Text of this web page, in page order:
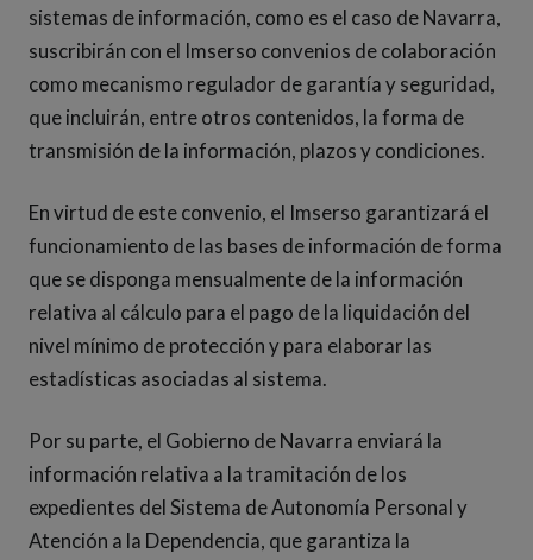
sistemas de información, como es el caso de Navarra,
suscribirán con el Imserso convenios de colaboración
como mecanismo regulador de garantía y seguridad,
que incluirán, entre otros contenidos, la forma de
transmisión de la información, plazos y condiciones.
En virtud de este convenio, el Imserso garantizará el
funcionamiento de las bases de información de forma
que se disponga mensualmente de la información
relativa al cálculo para el pago de la liquidación del
nivel mínimo de protección y para elaborar las
estadísticas asociadas al sistema.
Por su parte, el Gobierno de Navarra enviará la
información relativa a la tramitación de los
expedientes del Sistema de Autonomía Personal y
Atención a la Dependencia, que garantiza la